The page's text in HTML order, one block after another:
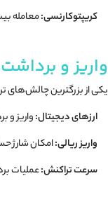
کریپتوکارنسی:معامله
واریز و
یکی از بزرگترین چالش‌های
ارزهای دیجیتال:واریز و
واریز ریالی:امکان شارژ
سرعت تراکنش:عملیات